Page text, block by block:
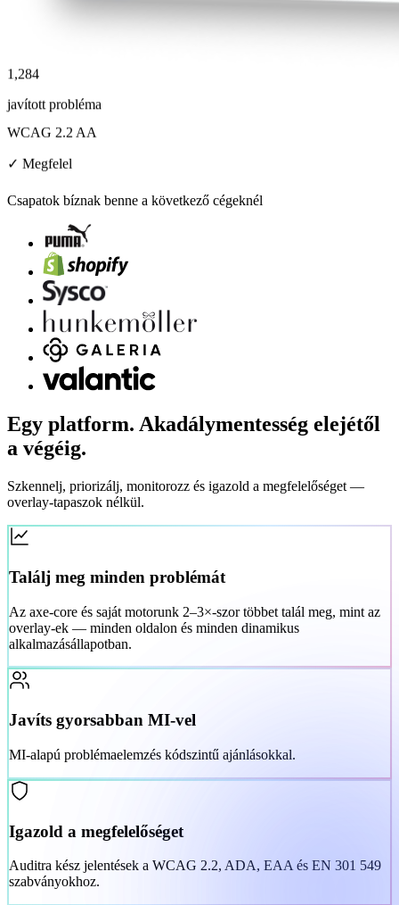
1,284
javított probléma
WCAG 2.2 AA
✓ Megfelel
Csapatok bíznak benne a következő cégeknél
Egy platform. Akadálymentesség elejétől
a végéig.
Szkennelj, priorizálj, monitorozz és igazold a megfelelőséget —
overlay-tapaszok nélkül.
Találj meg minden problémát
Az axe-core és saját motorunk 2–3×-szor többet talál meg, mint az
overlay-ek — minden oldalon és minden dinamikus
alkalmazásállapotban.
Javíts gyorsabban MI-vel
MI-alapú problémaelemzés kódszintű ajánlásokkal.
Igazold a megfelelőséget
Auditra kész jelentések a WCAG 2.2, ADA, EAA és EN 301 549
szabványokhoz.